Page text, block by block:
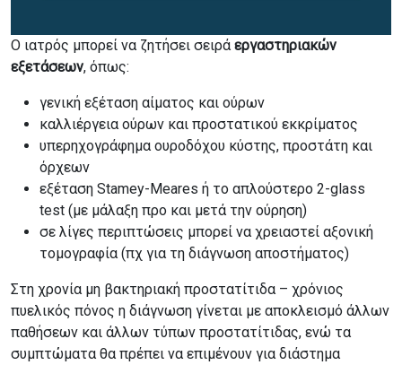
Ο ιατρός μπορεί να ζητήσει σειρά εργαστηριακών
εξετάσεων, όπως:
γενική εξέταση αίματος και ούρων
καλλιέργεια ούρων και προστατικού εκκρίματος
υπερηχογράφημα ουροδόχου κύστης, προστάτη και
όρχεων
εξέταση Stamey-Meares ή το απλούστερο 2-glass
test (με μάλαξη προ και μετά την ούρηση)
σε λίγες περιπτώσεις μπορεί να χρειαστεί αξονική
τομογραφία (πχ για τη διάγνωση αποστήματος)
Στη χρονία μη βακτηριακή προστατίτιδα – χρόνιος
πυελικός πόνος η διάγνωση γίνεται με αποκλεισμό άλλων
παθήσεων και άλλων τύπων προστατίτιδας, ενώ τα
συμπτώματα θα πρέπει να επιμένουν για διάστημα